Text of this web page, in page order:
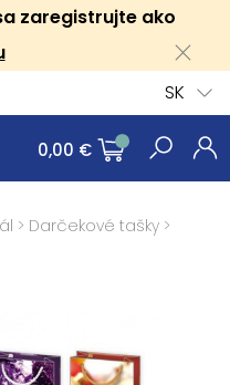
zaregistrujte ako
SK
0,00 €
> Darčekové tašky >